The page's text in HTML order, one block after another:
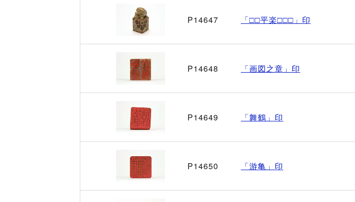
P14647 「□□平楽□□□」印
P14648 「画図之章」印
P14649 「舞鶴」印
P14650 「游亀」印